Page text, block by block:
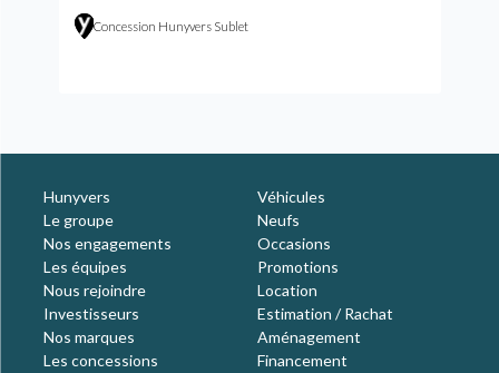
Concession Hunyvers Sublet
Hunyvers
Le groupe
Nos engagements
Les équipes
Nous rejoindre
Investisseurs
Nos marques
Les concessions
Véhicules
Neufs
Occasions
Promotions
Location
Estimation / Rachat
Aménagement
Financement